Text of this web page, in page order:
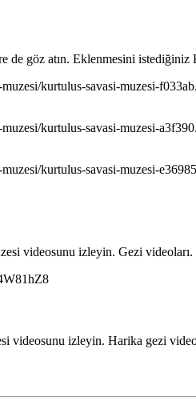
de göz atın. Eklenmesini
kurtulus-savasi-muzesi-
kurtulus-savasi-muzesi-
kurtulus-savasi-muzesi-
videosunu izleyin. Gezi videoları.
videosunu izleyin. Harika gezi